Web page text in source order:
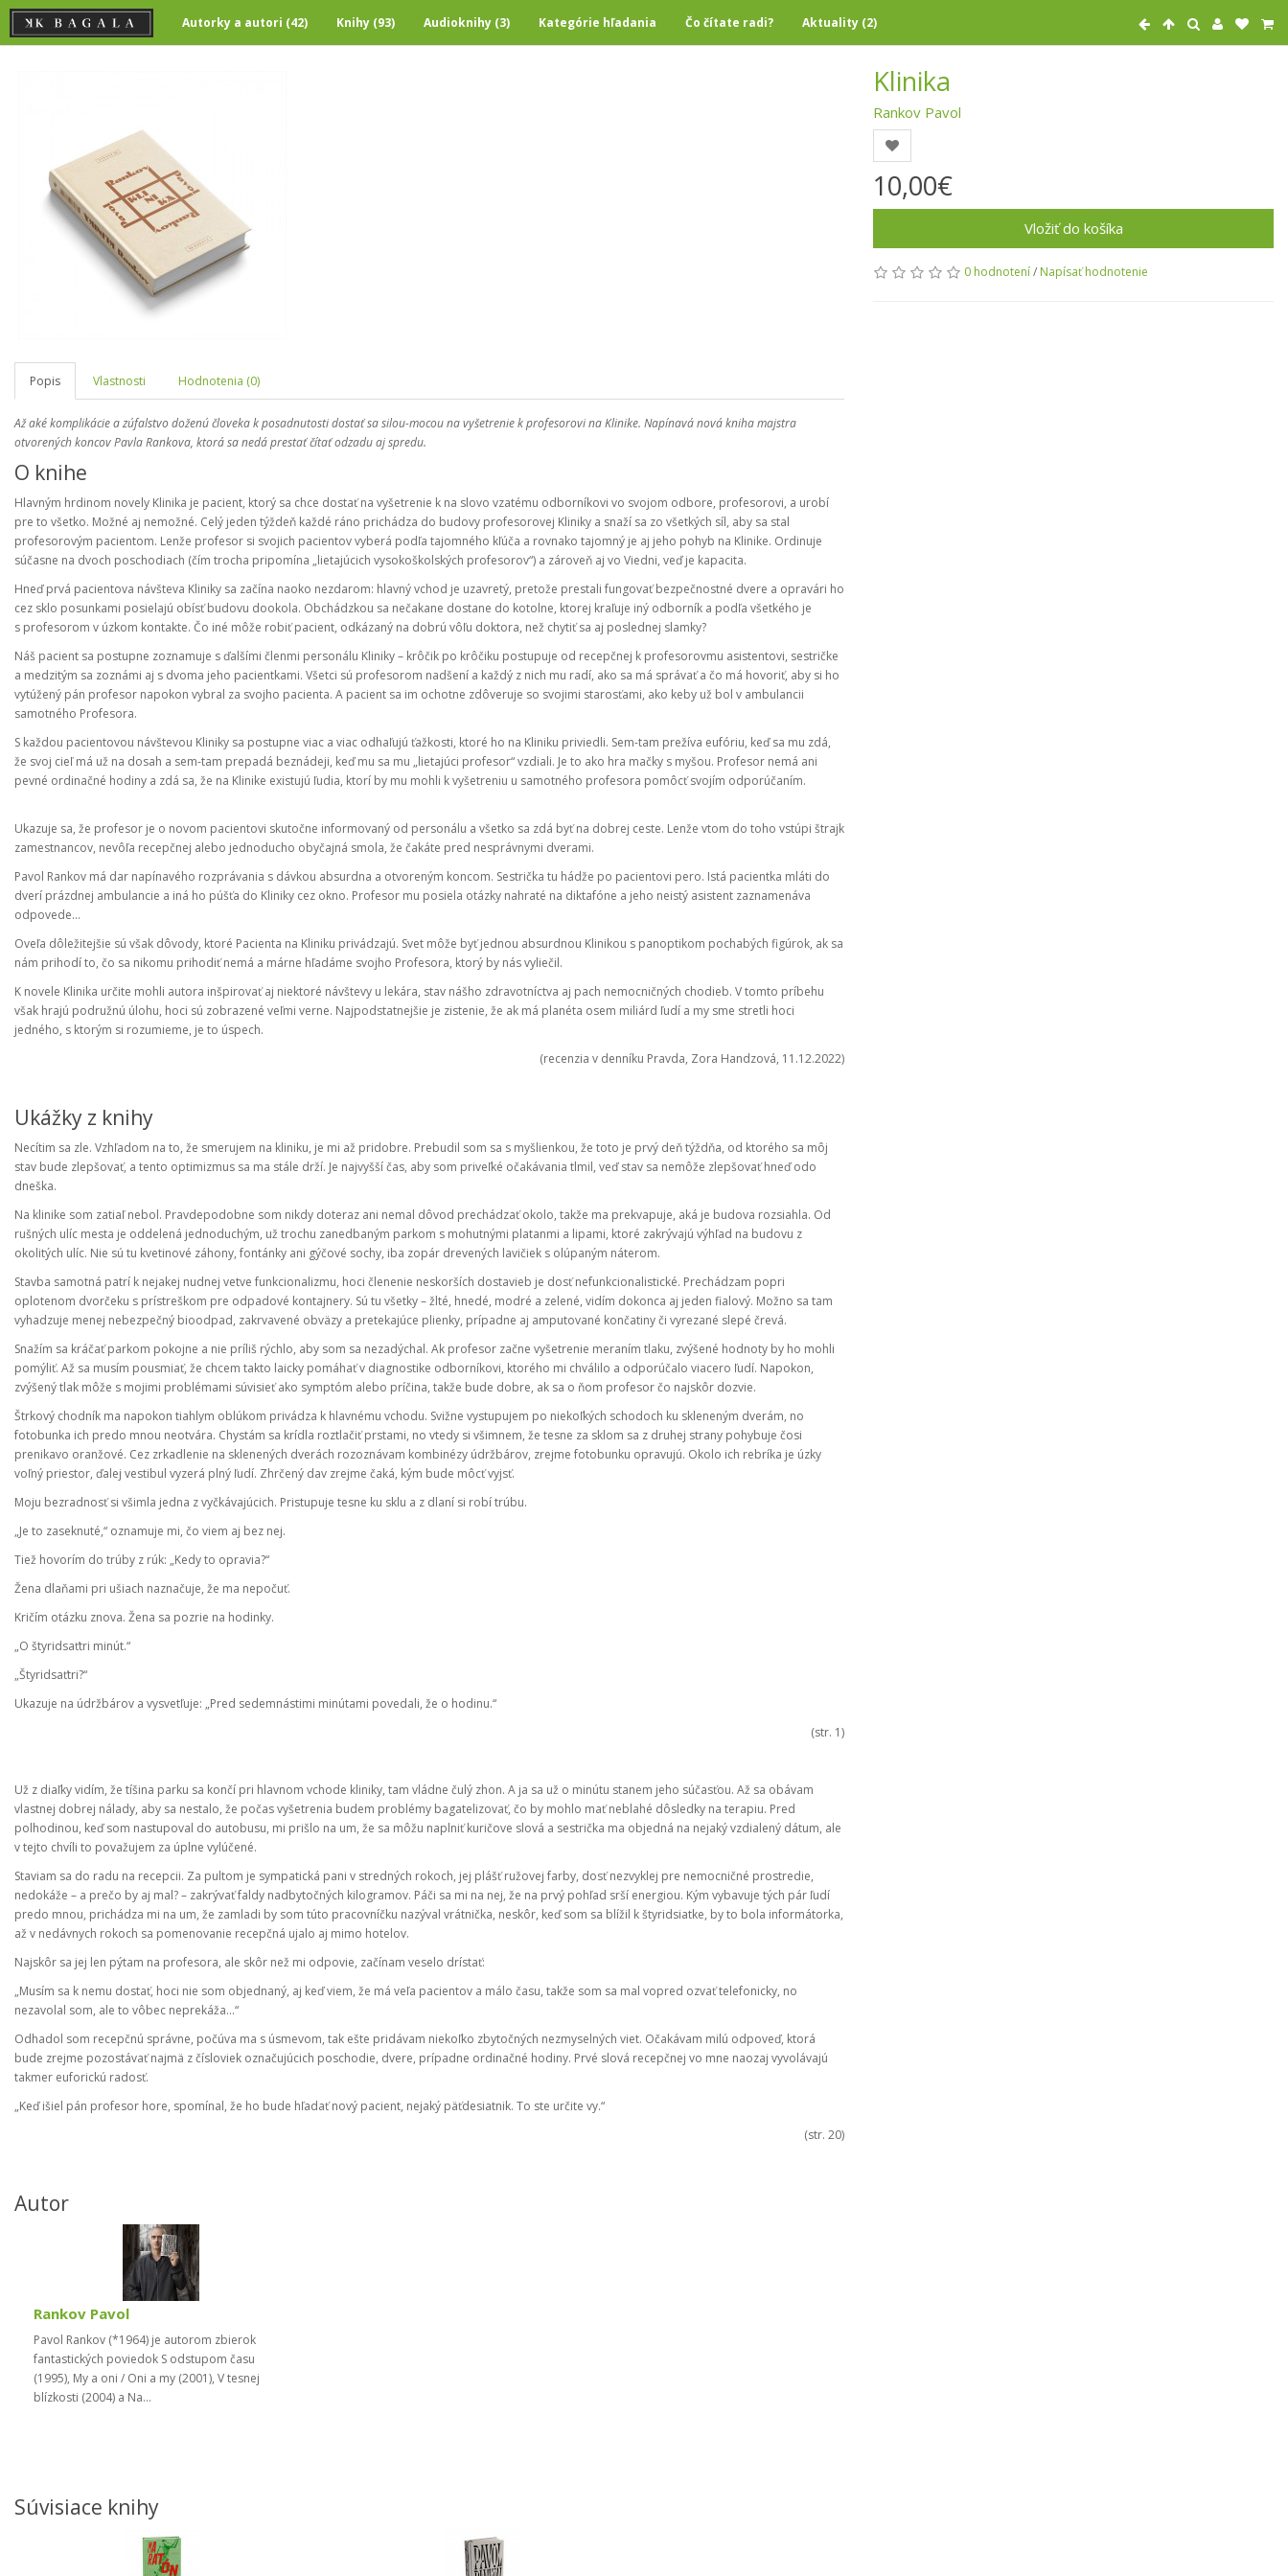
Autorky a autori (42) Knihy (93) Audioknihy (3) Kategórie hľadania Čo čítate radi? Aktuality (2)
Popis Vlastnosti Hodnotenia (0)
Až aké komplikácie a zúfalstvo doženú človeka k posadnutosti dostať sa silou-mocou na vyšetrenie k profesorovi na Klinike. Napínavá nová kniha majstra
otvorených koncov Pavla Rankova, ktorá sa nedá prestať čítať odzadu aj spredu.
O knihe
Hlavným hrdinom novely Klinika je pacient, ktorý sa chce dostať na vyšetrenie k na slovo vzatému odborníkovi vo svojom odbore, profesorovi, a urobí
pre to všetko. Možné aj nemožné. Celý jeden týždeň každé ráno prichádza do budovy profesorovej Kliniky a snaží sa zo všetkých síl, aby sa stal
profesorovým pacientom. Lenže profesor si svojich pacientov vyberá podľa tajomného kľúča a rovnako tajomný je aj jeho pohyb na Klinike. Ordinuje
súčasne na dvoch poschodiach (čím trocha pripomína „lietajúcich vysokoškolských profesorov“) a zároveň aj vo Viedni, veď je kapacita.
Hneď prvá pacientova návšteva Kliniky sa začína naoko nezdarom: hlavný vchod je uzavretý, pretože prestali fungovať bezpečnostné dvere a opravári ho
cez sklo posunkami posielajú obísť budovu dookola. Obchádzkou sa nečakane dostane do kotolne, ktorej kraľuje iný odborník a podľa všetkého je
s profesorom v úzkom kontakte. Čo iné môže robiť pacient, odkázaný na dobrú vôľu doktora, než chytiť sa aj poslednej slamky?
Náš pacient sa postupne zoznamuje s ďalšími členmi personálu Kliniky – krôčik po krôčiku postupuje od recepčnej k profesorovmu asistentovi, sestričke
a medzitým sa zoznámi aj s dvoma jeho pacientkami. Všetci sú profesorom nadšení a každý z nich mu radí, ako sa má správať a čo má hovoriť, aby si ho
vytúžený pán profesor napokon vybral za svojho pacienta. A pacient sa im ochotne zdôveruje so svojimi starosťami, ako keby už bol v ambulancii
samotného Profesora.
S každou pacientovou návštevou Kliniky sa postupne viac a viac odhaľujú ťažkosti, ktoré ho na Kliniku priviedli. Sem-tam prežíva eufóriu, keď sa mu zdá,
že svoj cieľ má už na dosah a sem-tam prepadá beznádeji, keď mu sa mu „lietajúci profesor“ vzdiali. Je to ako hra mačky s myšou. Profesor nemá ani
pevné ordinačné hodiny a zdá sa, že na Klinike existujú ľudia, ktorí by mu mohli k vyšetreniu u samotného profesora pomôcť svojím odporúčaním.
Ukazuje sa, že profesor je o novom pacientovi skutočne informovaný od personálu a všetko sa zdá byť na dobrej ceste. Lenže vtom do toho vstúpi štrajk
zamestnancov, nevôľa recepčnej alebo jednoducho obyčajná smola, že čakáte pred nesprávnymi dverami.
Pavol Rankov má dar napínavého rozprávania s dávkou absurdna a otvoreným koncom. Sestrička tu hádže po pacientovi pero. Istá pacientka mláti do
dverí prázdnej ambulancie a iná ho púšťa do Kliniky cez okno. Profesor mu posiela otázky nahraté na diktafóne a jeho neistý asistent zaznamenáva
odpovede…
Oveľa dôležitejšie sú však dôvody, ktoré Pacienta na Kliniku privádzajú. Svet môže byť jednou absurdnou Klinikou s panoptikom pochabých figúrok, ak sa
nám prihodí to, čo sa nikomu prihodiť nemá a márne hľadáme svojho Profesora, ktorý by nás vyliečil.
K novele Klinika určite mohli autora inšpirovať aj niektoré návštevy u lekára, stav nášho zdravotníctva aj pach nemocničných chodieb. V tomto príbehu
však hrajú podružnú úlohu, hoci sú zobrazené veľmi verne. Najpodstatnejšie je zistenie, že ak má planéta osem miliárd ľudí a my sme stretli hoci
jedného, s ktorým si rozumieme, je to úspech.
(recenzia v denníku Pravda, Zora Handzová, 11.12.2022)
Ukážky z knihy
Necítim sa zle. Vzhľadom na to, že smerujem na kliniku, je mi až pridobre. Prebudil som sa s myšlienkou, že toto je prvý deň týždňa, od ktorého sa môj
stav bude zlepšovať, a tento optimizmus sa ma stále drží. Je najvyšší čas, aby som priveľké očakávania tlmil, veď stav sa nemôže zlepšovať hneď odo
dneška.
Na klinike som zatiaľ nebol. Pravdepodobne som nikdy doteraz ani nemal dôvod prechádzať okolo, takže ma prekvapuje, aká je budova rozsiahla. Od
rušných ulíc mesta je oddelená jednoduchým, už trochu zanedbaným parkom s mohutnými platanmi a lipami, ktoré zakrývajú výhľad na budovu z
okolitých ulíc. Nie sú tu kvetinové záhony, fontánky ani gýčové sochy, iba zopár drevených lavičiek s olúpaným náterom.
Stavba samotná patrí k nejakej nudnej vetve funkcionalizmu, hoci členenie neskorších dostavieb je dosť nefunkcionalistické. Prechádzam popri
oplotenom dvorčeku s prístreškom pre odpadové kontajnery. Sú tu všetky – žlté, hnedé, modré a zelené, vidím dokonca aj jeden fialový. Možno sa tam
vyhadzuje menej nebezpečný bioodpad, zakrvavené obväzy a pretekajúce plienky, prípadne aj amputované končatiny či vyrezané slepé črevá.
Snažím sa kráčať parkom pokojne a nie príliš rýchlo, aby som sa nezadýchal. Ak profesor začne vyšetrenie meraním tlaku, zvýšené hodnoty by ho mohli
pomýliť. Až sa musím pousmiať, že chcem takto laicky pomáhať v diagnostike odborníkovi, ktorého mi chválilo a odporúčalo viacero ľudí. Napokon,
zvýšený tlak môže s mojimi problémami súvisieť ako symptóm alebo príčina, takže bude dobre, ak sa o ňom profesor čo najskôr dozvie.
Štrkový chodník ma napokon tiahlym oblúkom privádza k hlavnému vchodu. Svižne vystupujem po niekoľkých schodoch ku skleneným dverám, no
fotobunka ich predo mnou neotvára. Chystám sa krídla roztlačiť prstami, no vtedy si všimnem, že tesne za sklom sa z druhej strany pohybuje čosi
prenikavo oranžové. Cez zrkadlenie na sklenených dverách rozoznávam kombinézy údržbárov, zrejme fotobunku opravujú. Okolo ich rebríka je úzky
voľný priestor, ďalej vestibul vyzerá plný ľudí. Zhrčený dav zrejme čaká, kým bude môcť vyjsť.
Moju bezradnosť si všimla jedna z vyčkávajúcich. Pristupuje tesne ku sklu a z dlaní si robí trúbu.
„Je to zaseknuté,“ oznamuje mi, čo viem aj bez nej.
Tiež hovorím do trúby z rúk: „Kedy to opravia?“
Žena dlaňami pri ušiach naznačuje, že ma nepočuť.
Kričím otázku znova. Žena sa pozrie na hodinky.
„O štyridsaťtri minút.“
„Štyridsaťtri?“
Ukazuje na údržbárov a vysvetľuje: „Pred sedemnástimi minútami povedali, že o hodinu.“
(str. 1)
Už z diaľky vidím, že tíšina parku sa končí pri hlavnom vchode kliniky, tam vládne čulý zhon. A ja sa už o minútu stanem jeho súčasťou. Až sa obávam
vlastnej dobrej nálady, aby sa nestalo, že počas vyšetrenia budem problémy bagatelizovať, čo by mohlo mať neblahé dôsledky na terapiu. Pred
polhodinou, keď som nastupoval do autobusu, mi prišlo na um, že sa môžu naplniť kuričove slová a sestrička ma objedná na nejaký vzdialený dátum, ale
v tejto chvíli to považujem za úplne vylúčené.
Staviam sa do radu na recepcii. Za pultom je sympatická pani v stredných rokoch, jej plášť ružovej farby, dosť nezvyklej pre nemocničné prostredie,
nedokáže – a prečo by aj mal? – zakrývať faldy nadbytočných kilogramov. Páči sa mi na nej, že na prvý pohľad srší energiou. Kým vybavuje tých pár ľudí
predo mnou, prichádza mi na um, že zamladi by som túto pracovníčku nazýval vrátnička, neskôr, keď som sa blížil k štyridsiatke, by to bola informátorka,
až v nedávnych rokoch sa pomenovanie recepčná ujalo aj mimo hotelov.
Najskôr sa jej len pýtam na profesora, ale skôr než mi odpovie, začínam veselo drístať:
„Musím sa k nemu dostať, hoci nie som objednaný, aj keď viem, že má veľa pacientov a málo času, takže som sa mal vopred ozvať telefonicky, no
nezavolal som, ale to vôbec neprekáža...“
Odhadol som recepčnú správne, počúva ma s úsmevom, tak ešte pridávam niekoľko zbytočných nezmyselných viet. Očakávam milú odpoveď, ktorá
bude zrejme pozostávať najmä z čísloviek označujúcich poschodie, dvere, prípadne ordinačné hodiny. Prvé slová recepčnej vo mne naozaj vyvolávajú
takmer euforickú radosť.
„Keď išiel pán profesor hore, spomínal, že ho bude hľadať nový pacient, nejaký päťdesiatnik. To ste určite vy.“
(str. 20)
Klinika
Rankov Pavol
10,00€
Vložiť do košíka
0 hodnotení/ Napísať hodnotenie
Autor
Rankov Pavol
Pavol Rankov (*1964) je autorom zbierok
fantastických poviedok S odstupom času
(1995), My a oni / Oni a my (2001), V tesnej
blízkosti (2004) a Na...
Súvisiace knihy